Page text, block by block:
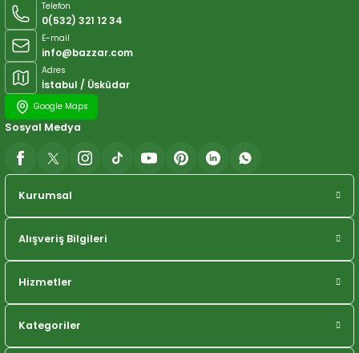
Telefon
0(532) 321 12 34
E-mail
info@bazzar.com
Adres
İstabul / Üsküdar
Google Maps
Kurumsal
Alışveriş Bilgileri
Hizmetler
Kategoriler
Sosyal Medya